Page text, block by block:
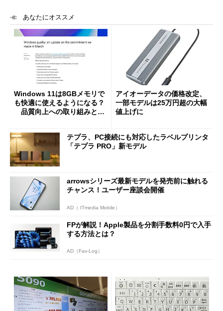
あなたにオススメ
Windows 11は8GBメモリで
も快適に使えるようになる？
品質向上への取り組みと
アイオーデータの価格改定、
一部モデルは25万円超の大幅
値上げに
テプラ、PC接続にも対応したラベルプリンタ
「テプラ PRO」新モデル
arrowsシリーズ最新モデルを発売前に触れる
チャンス！ユーザー座談会開催
AD（ ITmedia Mobile）
FPが解説！Apple製品を分割手数料0円で入手
する方法とは？
AD（Fav-Log）